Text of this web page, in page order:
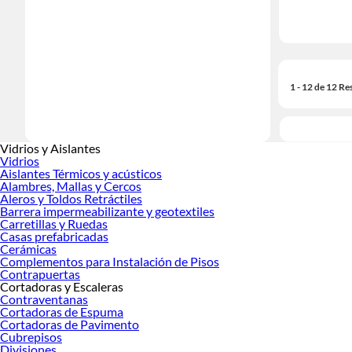
1 - 12 de 12
Vidrios y Aislantes
Vidrios
Aislantes Térmicos y acústicos
Alambres, Mallas y Cercos
Aleros y Toldos Retráctiles
Barrera impermeabilizante y geotextiles
Carretillas y Ruedas
Casas prefabricadas
Cerámicas
Complementos para Instalación de Pisos
Contrapuertas
Cortadoras y Escaleras
Contraventanas
Cortadoras de Espuma
Cortadoras de Pavimento
Cubrepisos